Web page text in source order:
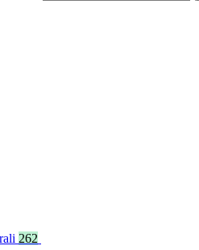
262